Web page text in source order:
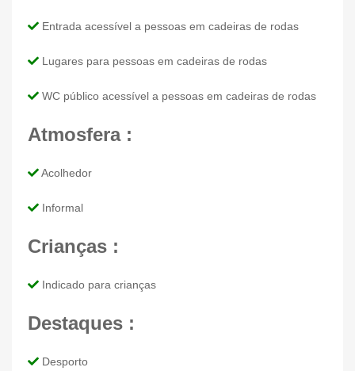
Entrada acessível a pessoas em cadeiras de rodas
Lugares para pessoas em cadeiras de rodas
WC público acessível a pessoas em cadeiras de rodas
Atmosfera :
Acolhedor
Informal
Crianças :
Indicado para crianças
Destaques :
Desporto